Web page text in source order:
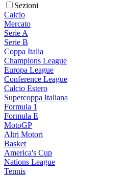
Sezioni
Calcio
Mercato
Serie A
Serie B
Coppa Italia
Champions League
Europa League
Conference League
Calcio Estero
Supercoppa Italiana
Formula 1
Formula E
MotoGP
Altri Motori
Basket
America's Cup
Nations League
Tennis